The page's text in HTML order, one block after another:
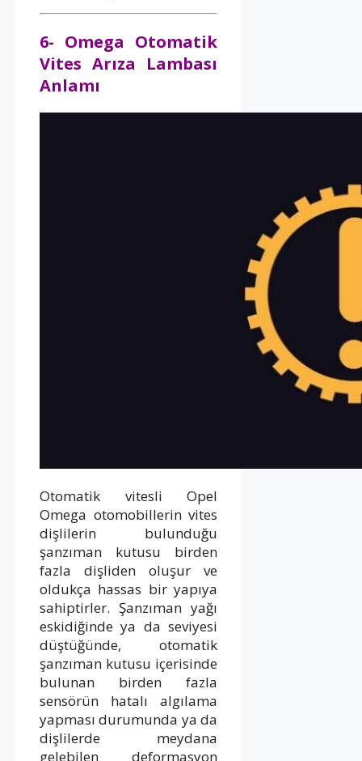
6- Omega Otomatik
Vites Arıza Lambası
Anlamı
Otomatik vitesli Opel
Omega otomobillerin vites
dişlilerin bulunduğu
şanzıman kutusu birden
fazla dişliden oluşur ve
oldukça hassas bir yapıya
sahiptirler. Şanzıman yağı
eskidiğinde ya da seviyesi
düştüğünde, otomatik
şanzıman kutusu içerisinde
bulunan birden fazla
sensörün hatalı algılama
yapması durumunda ya da
dişlilerde meydana
gelebilen deformasyon